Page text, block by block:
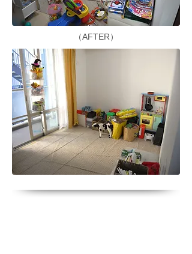
（AFTER）